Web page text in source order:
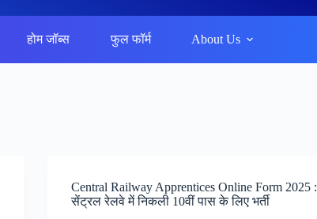
होम जॉब्स फुल फॉर्म About Us
Central Railway Apprentices Online Form 2025 :
सेंट्रल रेलवे में निकली 10वीं पास के लिए भर्ती